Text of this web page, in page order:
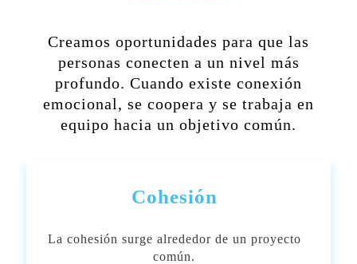
Creamos oportunidades para que las
personas conecten a un nivel más
profundo. Cuando existe conexión
emocional, se coopera y se trabaja en
equipo hacia un objetivo común.
Cohesión
La cohesión surge alrededor de un proyecto
común.